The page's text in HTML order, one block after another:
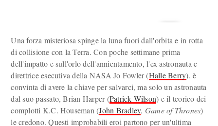
Una forza misteriosa spinge la luna fuori dall'orbita e in rotta
di collisione con la Terra. Con poche settimane prima
dell'impatto e sull'orlo dell'annientamento, l'ex astronauta e
direttrice esecutiva della NASA Jo Fowler (Halle Berry), è
convinta di avere la chiave per salvarci, ma solo un astronauta
dal suo passato, Brian Harper (Patrick Wilson) e il teorico dei
complotti K.C. Houseman (John Bradley, Game of Thrones)
le credono. Questi improbabili eroi partono per un'ultima